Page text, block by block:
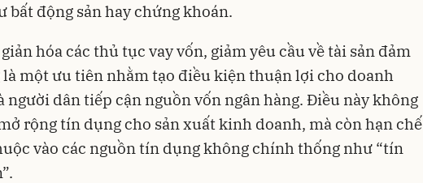
bất động sản hay chứng khoán.
hóa các thủ tục vay vốn, giảm yêu cầu về tài sản đảm
là một ưu tiên nhằm tạo điều kiện thuận lợi cho doanh
người dân tiếp cận nguồn vốn ngân hàng. Điều này không
rộng tín dụng cho sản xuất kinh doanh, mà còn hạn chế
vào các nguồn tín dụng không chính thống như “tín